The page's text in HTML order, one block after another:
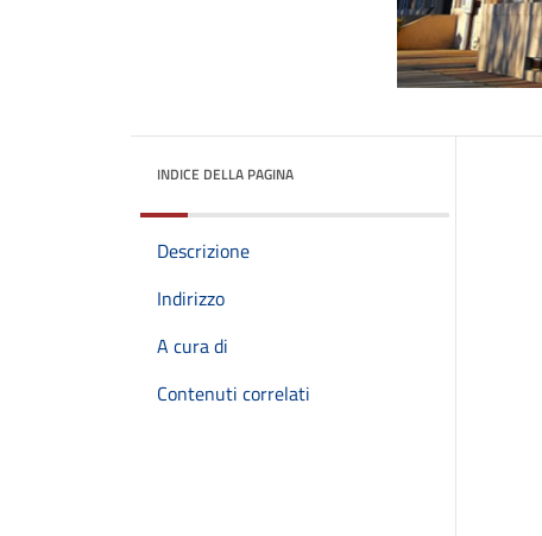
INDICE DELLA PAGINA
Descrizione
Indirizzo
A cura di
Contenuti correlati